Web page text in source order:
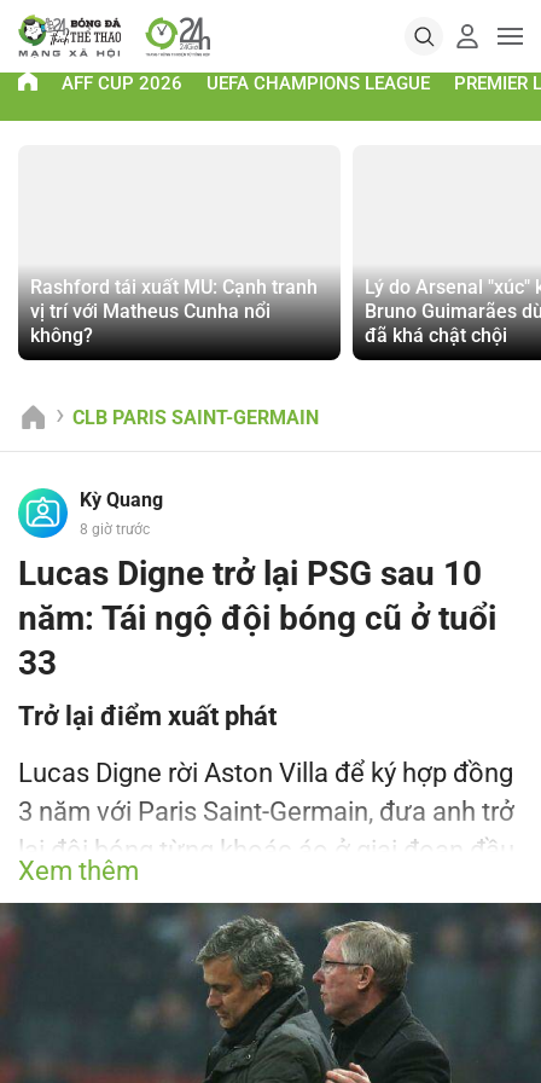
AFF CUP 2026 UEFA CHAMPIONS LEAGUE PREMIER
Rashford tái xuất MU: Cạnh tranh
vị trí với Matheus Cunha nổi
không?
Lý do Arsenal "xúc"
Bruno Guimarães
đã khá chật chội
CLB PARIS SAINT-GERMAIN
Kỳ Quang
8 giờ trước
Lucas Digne trở lại PSG sau 10
năm: Tái ngộ đội bóng cũ ở tuổi
33
Trở lại điểm xuất phát
Lucas Digne rời Aston Villa để ký hợp đồng
3 năm với Paris Saint-Germain, đưa anh trở
lại đội bóng từng khoác áo ở giai đoạn đầu
sự nghiệp. Sau 8 năm liên tục thi đấu tại
Anh cho Everton rồi Aston Villa, hậu vệ trái
33 tuổi trở về Parc des Princes khi PSG
kích hoạt điều khoản giải phóng được
truyền thông Anh xác định ở mức khoảng
Xem thêm